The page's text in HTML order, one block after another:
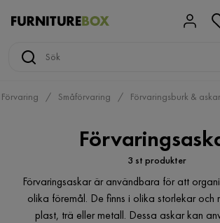
Förvaring Småförvaring Förvaringsburk & askar
3 st produkter
Förvaringsaskar är användbara för att
olika föremål. De finns i olika storlekar och
plast, trä eller metall. Dessa askar kan